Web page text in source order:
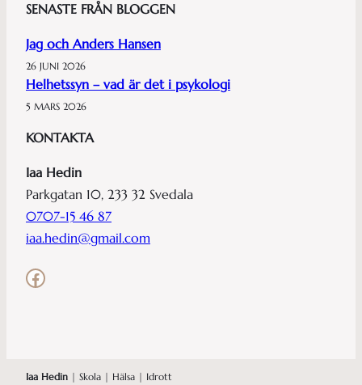
SENASTE FRÅN BLOGGEN
Jag och Anders Hansen
26 JUNI 2026
Helhetssyn – vad är det i psykologi
5 MARS 2026
KONTAKTA
Iaa Hedin
Parkgatan 10, 233 32 Svedala
0707-15 46 87
iaa.hedin@gmail.com
Facebook
Iaa Hedin | Skola | Hälsa | Idrott